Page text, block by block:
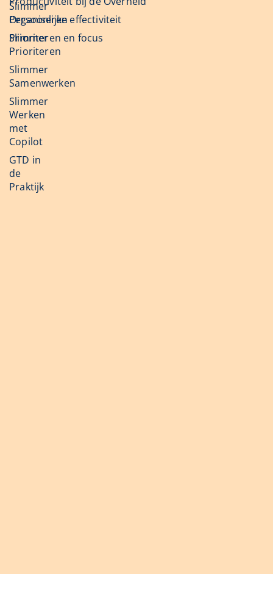
Slimmer
Organiseren
Slimmer
Prioriteren
Slimmer
Samenwerken
Slimmer
Werken
met
Copilot
GTD in
de
Praktijk
Persoonlijke effectiviteit
Prioriteren en focus